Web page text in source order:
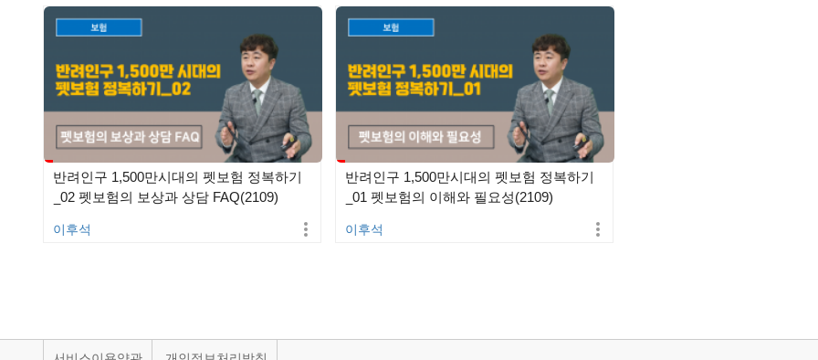
반려인구 1,500만시대의 펫보험 정복하기
_02 펫보험의 보상과 상담 FAQ(2109)
이후석
반려인구 1,500만시대의 펫보험 정복하기
_01 펫보험의 이해와 필요성(2109)
이후석